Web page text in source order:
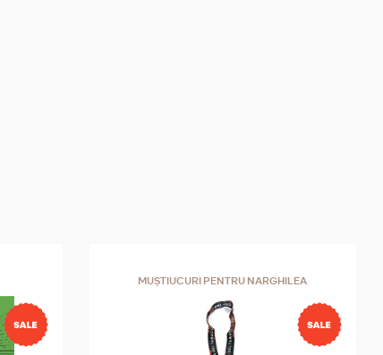
MUȘTIUCURI PENTRU NARGHILEA